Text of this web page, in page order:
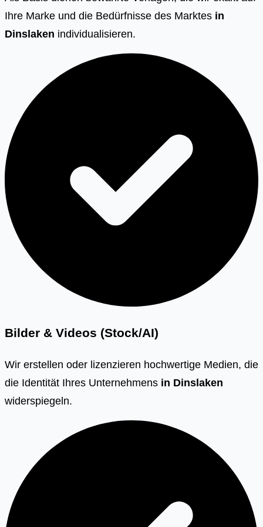
Ihre Marke und die Bedürfnisse des Marktes in
Dinslaken individualisieren.
Bilder & Videos (Stock/AI)
Wir erstellen oder lizenzieren hochwertige Medien, die
die Identität Ihres Unternehmens in Dinslaken
widerspiegeln.